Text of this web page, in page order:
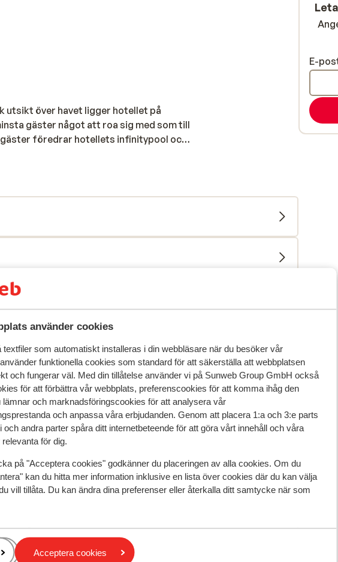
använder cookies
textfiler som automatiskt installeras i din webbläsare när du besöker vår
funktionella cookies som standard för att säkerställa att webbplatsen
och fungerar väl. Med din tillåtelse använder vi på Sunweb Group GmbH också
för att förbättra vår webbplats, preferenscookies för att komma ihåg den
lämnar och marknadsföringscookies för att analysera vår
och anpassa våra erbjudanden. Genom att placera 1:a och 3:e parts
andra parter spåra ditt internetbeteende för att göra vårt innehåll och våra
för dig.
på "Acceptera cookies" godkänner du placeringen av alla cookies. Om du
kan du hitta mer information inklusive en lista över cookies där du kan välja
vill tillåta. Du kan ändra dina preferenser eller återkalla ditt samtycke när som
Acceptera cookies
utsikt över havet ligger hotellet på
gäster något att roa sig med som till
föredrar hotellets infinitypool och
& pool Lägg dig och spana ut över
dopp under heta sommardagar.
av att du kan simma hur långt som
egen strandklubb går gratisbussar flera
sofforna där snacks och sallader
ganska bred och består av fin sand.
i kanten av stranden. Mat & dryck De
Olika teman gör dina måltider varierade
och drycker finns lätt tillgängliga i
I hotellets minimarket
och i centrum av Playa Taurito ligger
dig bäst till Puerto de Mogán där det
deras upplevelser av vår produkt.Mer om recensioner
Mest bokad av partner
Een verouderd hotel
Een verouderd hotel
AnonymFamilj
E-